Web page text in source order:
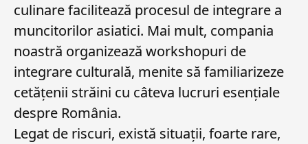
culinare facilitează procesul de integrare a
muncitorilor asiatici. Mai mult, compania
noastră organizează workshopuri de
integrare culturală, menite să familiarizeze
cetățenii străini cu câteva lucruri esențiale
despre România.
Legat de riscuri, există situații, foarte rare,